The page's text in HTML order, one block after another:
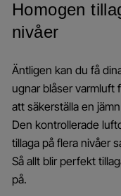
Homogen
nivåer
Äntligen kan du få
ugnar blåser varmluft
att säkerställa en
Den kontrollerade
tillaga på flera nivåer
Så allt blir perfekt
på.